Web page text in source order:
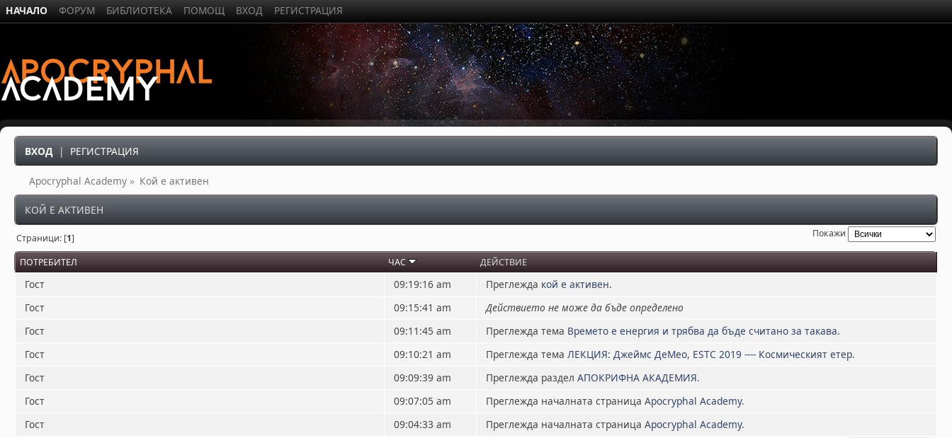
НАЧАЛО ФОРУМ БИБЛИОТЕКА ПОМОЩ ВХОД РЕГИСТРАЦИЯ
ВХОД | РЕГИСТРАЦИЯ
Apocryphal Academy » Кой е активен
КОЙ Е АКТИВЕН
Страници: [1] Покажи
ПОТРЕБИТЕЛ ЧАС ДЕЙСТВИЕ
Гост 09:19:16 am Преглежда кой е активен.
Гост
09:15:41 am
Действието не може да бъде определено
Гост
09:11:45 am Преглежда тема Времето е енергия и трябва да бъде считано за такава.
Гост
09:10:21 am Преглежда темаЛЕКЦИЯ: Джеймс ДеМео, ESTC 2019 ---- Космическият етер.
Гост
09:09:39 am Преглежда разделАПОКРИФНА АКАДЕМИЯ.
Гост
09:07:05 am Преглежда началната страницаApocryphal Academy.
Гост
09:04:33 am Преглежда началната страницаApocryphal Academy.